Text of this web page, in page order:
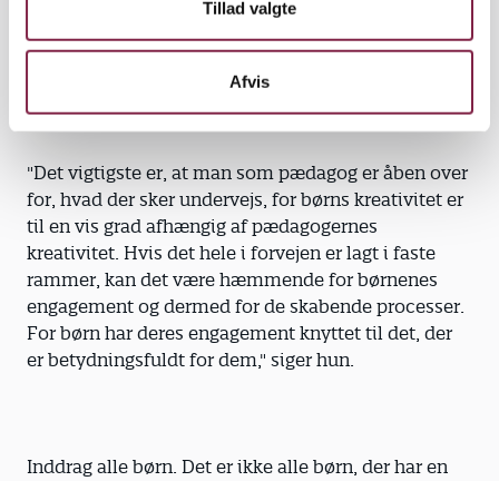
Tillad valgte
Afvis
mere optagede af udseende, bevægelser,
foretagsomhed, lyde og lugt, og så er det en bedre
søgning på internettet, biblioteksbesøg, en tur i
skoven og smådyrsjagt på legepladsen.
"Det vigtigste er, at man som pædagog er åben over
for, hvad der sker undervejs, for børns kreativitet er
til en vis grad afhængig af pædagogernes
kreativitet. Hvis det hele i forvejen er lagt i faste
rammer, kan det være hæmmende for børnenes
engagement og dermed for de skabende processer.
For børn har deres engagement knyttet til det, der
er betydningsfuldt for dem," siger hun.
Inddrag alle børn. Det er ikke alle børn, der har en